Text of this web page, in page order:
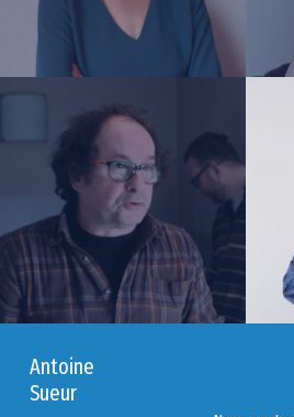
Antoine
Sueur